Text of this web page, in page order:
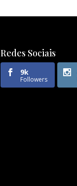
Redes Sociais
9k
Followers